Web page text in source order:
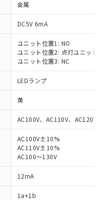
金属
DC5V 6mA
ユニット位置1: NO
ユニット位置2: 点灯ユニット
ユニット位置3: NC
LEDランプ
黄
AC100V、AC110V、AC120V
AC100V±10%
AC110V±10%
AC100～130V
12mA
1a+1b